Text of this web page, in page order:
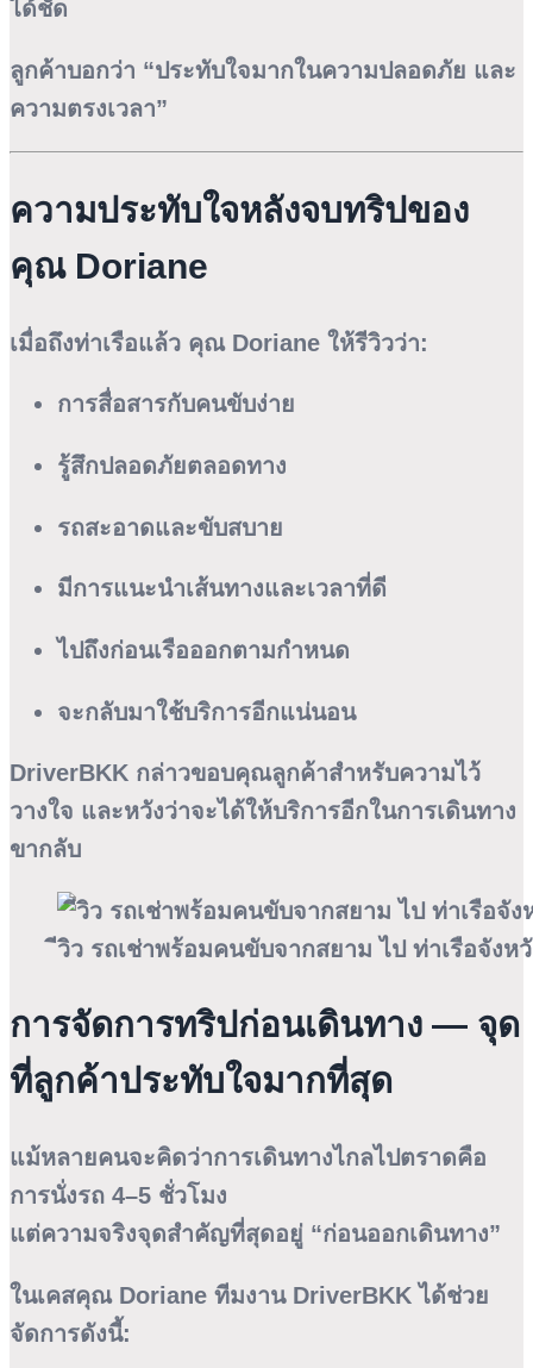
ได้ชัด
ลูกค้าบอกว่า “ประทับใจมากในความปลอดภัย และ
ความตรงเวลา”
ความประทับใจหลังจบทริปของ
คุณ Doriane
เมื่อถึงท่าเรือแล้ว คุณ Doriane ให้รีวิวว่า:
การสื่อสารกับคนขับง่าย
รู้สึกปลอดภัยตลอดทาง
รถสะอาดและขับสบาย
มีการแนะนำเส้นทางและเวลาที่ดี
ไปถึงก่อนเรือออกตามกำหนด
จะกลับมาใช้บริการอีกแน่นอน
DriverBKK กล่าวขอบคุณลูกค้าสำหรับความไว้
วางใจ และหวังว่าจะได้ให้บริการอีกในการเดินทาง
ขากลับ
วิว รถเช่าพร้อมคนขับจากสยาม ไป ท่าเรือจัง
การจัดการทริปก่อนเดินทาง — จุด
ที่ลูกค้าประทับใจมากที่สุด
แม้หลายคนจะคิดว่าการเดินทางไกลไปตราดคือ
การนั่งรถ 4–5 ชั่วโมง
แต่ความจริงจุดสำคัญที่สุดอยู่ “ก่อนออกเดินทาง”
ในเคสคุณ Doriane ทีมงาน DriverBKK ได้ช่วย
จัดการดังนี้: